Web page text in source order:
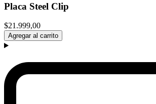
Placa Steel Clip
$21.999,00
Agregar al carrito